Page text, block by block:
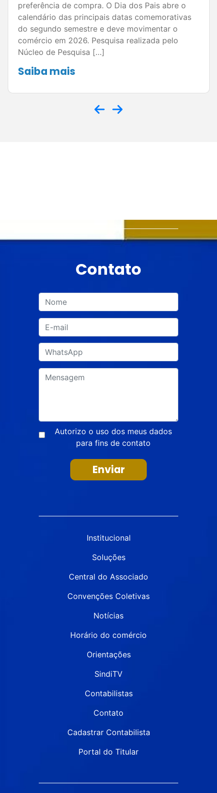
de Fora, planejamento e estratégias comerciais
podem ampliar os resultados do varejo. O
segundo semestre concentra algumas das datas
mais importantes para o comércio brasileiro e
deve representar uma oportunidade de […]
Saiba mais
Contato
Autorizo o uso dos meus dados
para fins de contato
Enviar
Soluções
Convenções Coletivas
Orientações